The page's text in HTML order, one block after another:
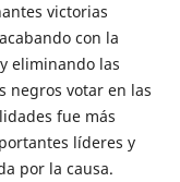
victorias
con la
eliminando las
negros votar en las
fue más
líderes y
por la causa.